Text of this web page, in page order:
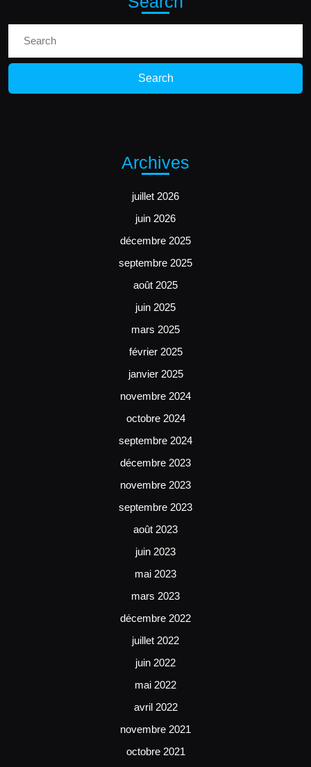
Archives
juillet 2026
juin 2026
décembre 2025
septembre 2025
août 2025
juin 2025
mars 2025
février 2025
janvier 2025
novembre 2024
octobre 2024
septembre 2024
décembre 2023
novembre 2023
septembre 2023
août 2023
juin 2023
mai 2023
mars 2023
décembre 2022
juillet 2022
juin 2022
mai 2022
avril 2022
novembre 2021
octobre 2021